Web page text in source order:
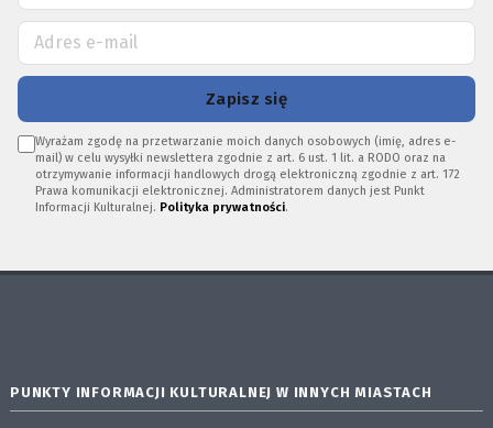
Zapisz się
Wyrażam zgodę na przetwarzanie moich danych osobowych (imię, adres e-
mail) w celu wysyłki newslettera zgodnie z art. 6 ust. 1 lit. a RODO oraz na
otrzymywanie informacji handlowych drogą elektroniczną zgodnie z art. 172
Prawa komunikacji elektronicznej. Administratorem danych jest Punkt
Informacji Kulturalnej. Polityka prywatności.
PUNKTY INFORMACJI KULTURALNEJ W INNYCH MIASTACH